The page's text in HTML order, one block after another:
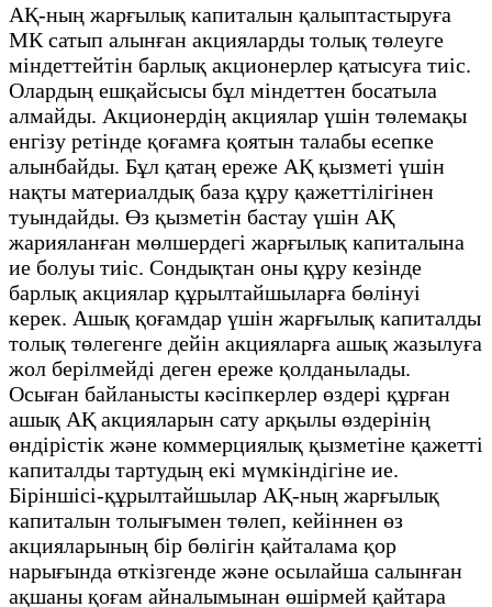
АҚ-ның жарғылық капиталын қалыптастыруға
МК сатып алынған акцияларды толық төлеуге
міндеттейтін барлық акционерлер қатысуға тиіс.
Олардың ешқайсысы бұл міндеттен босатыла
алмайды. Акционердің акциялар үшін төлемақы
енгізу ретінде қоғамға қоятын талабы есепке
алынбайды. Бұл қатаң ереже АҚ қызметі үшін
нақты материалдық база құру қажеттілігінен
туындайды. Өз қызметін бастау үшін АҚ
жарияланған мөлшердегі жарғылық капиталына
ие болуы тиіс. Сондықтан оны құру кезінде
барлық акциялар құрылтайшыларға бөлінуі
керек. Ашық қоғамдар үшін жарғылық капиталды
толық төлегенге дейін акцияларға ашық жазылуға
жол берілмейді деген ереже қолданылады.
Осыған байланысты кәсіпкерлер өздері құрған
ашық АҚ акцияларын сату арқылы өздерінің
өндірістік және коммерциялық қызметіне қажетті
капиталды тартудың екі мүмкіндігіне ие.
Біріншісі-құрылтайшылар АҚ-ның жарғылық
капиталын толығымен төлеп, кейіннен өз
акцияларының бір бөлігін қайталама қор
нарығында өткізгенде және осылайша салынған
ақшаны қоғам айналымынан өшірмей қайтара